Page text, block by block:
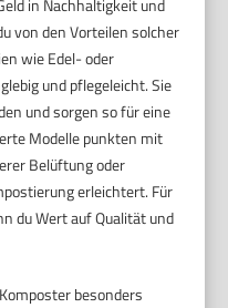
in Nachhaltigkeit und
von den Vorteilen solcher
wie Edel- oder
und pflegeleicht. Sie
und sorgen so für eine
Modelle punkten mit
Belüftung oder
erleichtert. Für
du Wert auf Qualität und
besonders